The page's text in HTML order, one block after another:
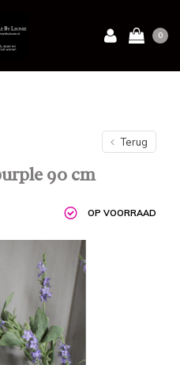
0
Terug
90 cm
OP VOORRAAD